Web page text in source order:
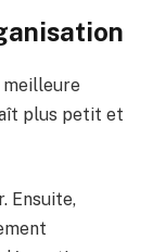
meilleure
plus petit et
Ensuite,